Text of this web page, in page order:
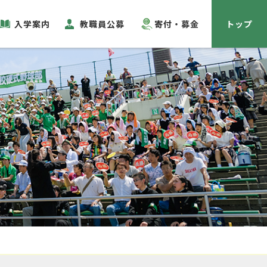
入学案内 教職員公募 寄付・募金 トップ